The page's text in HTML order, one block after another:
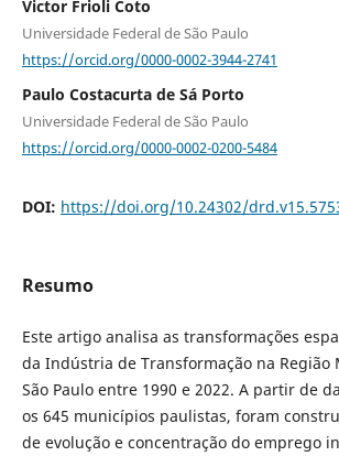
Victor Frioli Coto
Universidade Federal de São Paulo
https://orcid.org/0000-0002-3944-2741
Paulo Costacurta de Sá Porto
Universidade Federal de São Paulo
https://orcid.org/0000-0002-0200-5484
DOI: https://doi.org/10.24302/
Resumo
Este artigo analisa as transformações
da Indústria de Transformação na Região
São Paulo entre 1990 e 2022. A partir de
os 645 municípios paulistas, foram
de evolução e concentração do emprego